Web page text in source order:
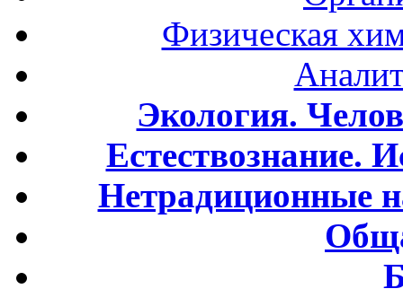
Физическая
Экология.
Естествознание.
Нетрадиционные